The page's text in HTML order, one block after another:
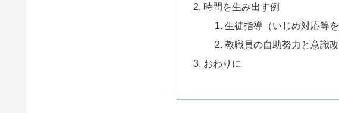
時間を生み出す例
生徒指導（いじめ対応等を
教職員の自助努力と意識
おわりに